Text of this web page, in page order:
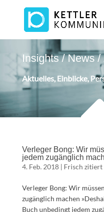
Insights / News /
Aktuelles, Einblicke,
Verleger Bong: Wir
jedem zugänglich
4. Feb. 2018| Frisch zitiert
Verleger Bong: Wir
zugänglich machen
Buch unbedingt jedem